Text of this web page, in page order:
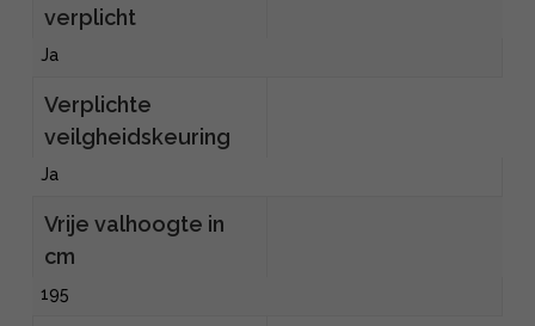
verplicht
Ja
Verplichte
veilgheidskeuring
Ja
Vrije valhoogte in
cm
195